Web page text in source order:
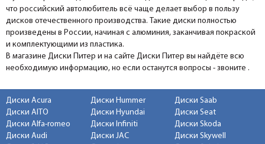
что российский автолюбитель всё чаще делает выбор в пользу
дисков отечественного производства. Такие диски полностью
произведены в России, начиная с алюминия, заканчивая покраской
и комплектующими из пластика.
В магазине Диски Питер и на сайте Диски Питер вы найдёте всю
необходимую информацию, но если останутся вопросы - звоните .
Диски Acura
Диски AITO
Диски Alfa-romeo
Диски Audi
Диски Hummer
Диски Hyundai
Диски Infiniti
Диски JAC
Диски Saab
Диски Seat
Диски Skoda
Диски Skywell